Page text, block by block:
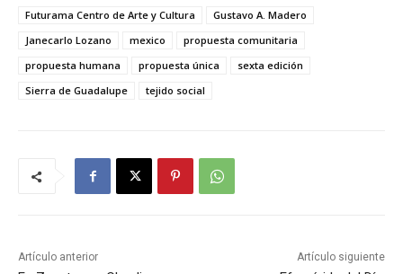
Futurama Centro de Arte y Cultura
Gustavo A. Madero
Janecarlo Lozano
mexico
propuesta comunitaria
propuesta humana
propuesta única
sexta edición
Sierra de Guadalupe
tejido social
Artículo anterior Artículo siguiente